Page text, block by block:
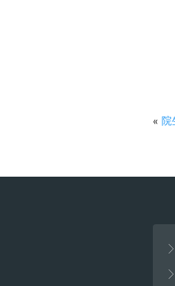
« 院